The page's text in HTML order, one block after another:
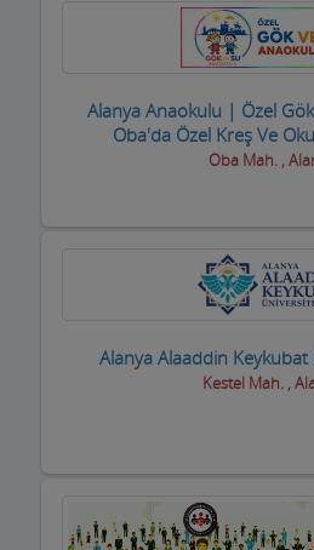
Bisiklet Satış ve Tamircisi
Boyacılar
Çevre ve Su Arıtma
Dekorasyon Firmaları
Alanya Anaokulu | Özel
Oba'da Özel Kreş Ve
Oba Mah. ,
Alanya Alaaddin
Kestel Mah. ,